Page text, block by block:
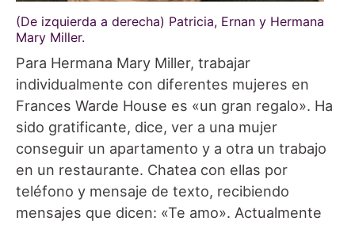
(De izquierda a derecha) Patricia, Ernan y Hermana
Mary Miller.
Para Hermana Mary Miller, trabajar
individualmente con diferentes mujeres en
Frances Warde House es «un gran regalo». Ha
sido gratificante, dice, ver a una mujer
conseguir un apartamento y a otra un trabajo
en un restaurante. Chatea con ellas por
teléfono y mensaje de texto, recibiendo
mensajes que dicen: «Te amo». Actualmente